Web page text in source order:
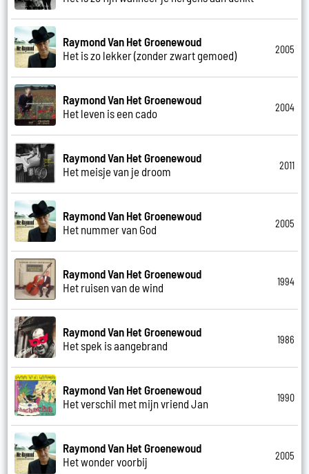
Raymond Van Het Groenewoud
Het is zo lekker (zonder zwart gemoed)
2005
Raymond Van Het Groenewoud
Het leven is een cado
2004
Raymond Van Het Groenewoud
Het meisje van je droom
2011
Raymond Van Het Groenewoud
Het nummer van God
2005
Raymond Van Het Groenewoud
Het ruisen van de wind
1994
Raymond Van Het Groenewoud
Het spek is aangebrand
1986
Raymond Van Het Groenewoud
Het verschil met mijn vriend Jan
1990
Raymond Van Het Groenewoud
Het wonder voorbij
2005